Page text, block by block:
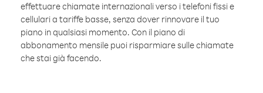
effettuare chiamate internazionali verso i telefoni fissi e
cellulari a tariffe basse, senza dover rinnovare il tuo
piano in qualsiasi momento. Con il piano di
abbonamento mensile puoi risparmiare sulle chiamate
che stai già facendo.